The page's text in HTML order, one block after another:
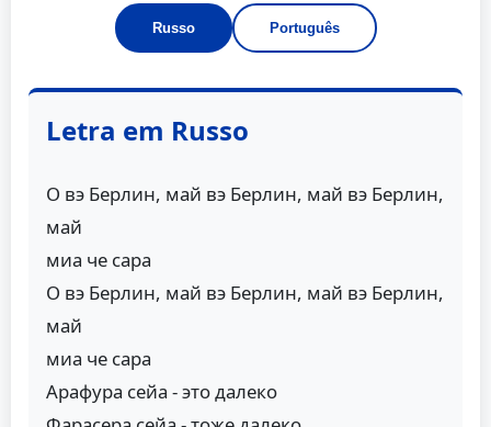
Russo Português
Letra em Russo
О вэ Берлин, май вэ Берлин, май вэ Берлин,
май
миа че сара
О вэ Берлин, май вэ Берлин, май вэ Берлин,
май
миа че сара
Арафура сейа - это далеко